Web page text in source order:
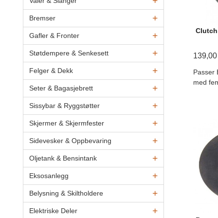
Bremser
Gafler & Fronter
Støtdempere & Senkesett
Felger & Dekk
Seter & Bagasjebrett
Sissybar & Ryggstøtter
Skjermer & Skjermfester
Sidevesker & Oppbevaring
Oljetank & Bensintank
Eksosanlegg
Belysning & Skiltholdere
Elektriske Deler
139,00
Passer
med